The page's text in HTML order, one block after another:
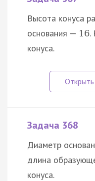
Высота конуса
основания — 16.
конуса.
Задача 368
Диаметр
длина
конуса.